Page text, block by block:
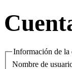
Información de la
Nombre de